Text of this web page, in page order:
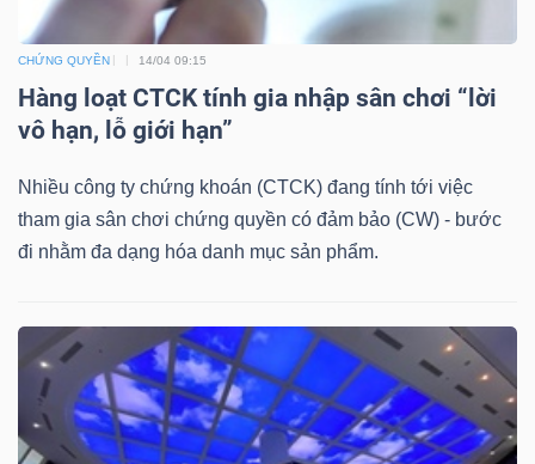
CHỨNG QUYỀN 14/04 09:15
Hàng loạt CTCK tính gia nhập sân chơi “lời
vô hạn, lỗ giới hạn”
Nhiều công ty chứng khoán (CTCK) đang tính tới việc
tham gia sân chơi chứng quyền có đảm bảo (CW) - bước
đi nhằm đa dạng hóa danh mục sản phẩm.
NGHỆ
THÔNG
DỊCH
VỤ
THÔNG